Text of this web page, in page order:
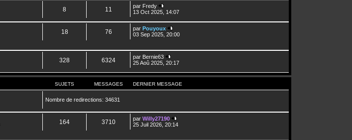
8 11 par Fredy
13 Oct 2025, 14:07
18 76 parPouyoux
03 Sep 2025, 20:00
328 6324 par Bernie63
25 Aoû 2025, 20:17
SUJETS MESSAGES DERNIER MESSAGE
Nombre de redirections: 34631
164 3710 parWilly27190
25 Juil 2026, 20:14